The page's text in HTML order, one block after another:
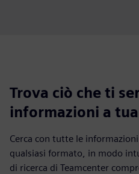
Trova ciò che ti
informazioni a
Cerca con tutte le
qualsiasi formato, in modo
di ricerca di Teamcenter